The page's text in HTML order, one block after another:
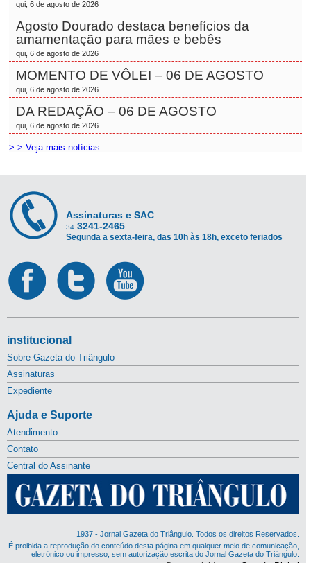
qui, 6 de agosto de 2026
Agosto Dourado destaca benefícios da
amamentação para mães e bebês
qui, 6 de agosto de 2026
MOMENTO DE VÔLEI – 06 DE AGOSTO
qui, 6 de agosto de 2026
DA REDAÇÃO – 06 DE AGOSTO
qui, 6 de agosto de 2026
> > Veja mais notícias...
Assinaturas e SAC
34 3241-2465
Segunda a sexta-feira, das 10h às 18h, exceto feriados
institucional
Sobre Gazeta do Triângulo
Assinaturas
Expediente
Ajuda e Suporte
Atendimento
Contato
Central do Assinante
1937 - Jornal Gazeta do Triângulo. Todos os direitos Reservados.
É proibida a reprodução do conteúdo desta página em qualquer meio de comunicação,
eletrônico ou impresso, sem autorização escrita do Jornal Gazeta do Triângulo.